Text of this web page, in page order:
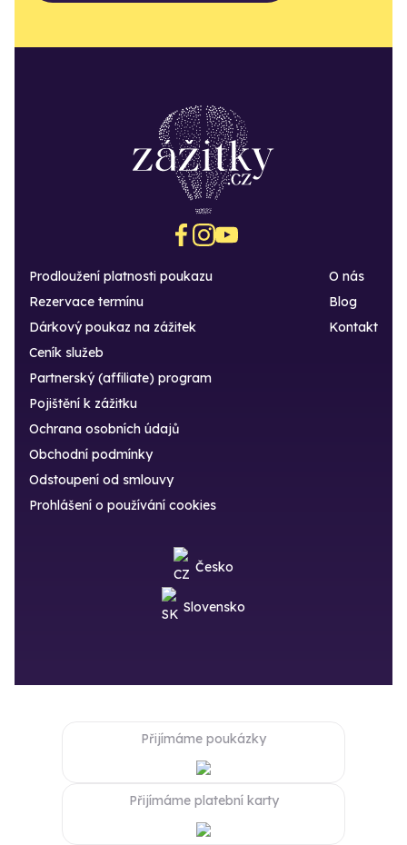
Prodloužení platnosti poukazu
Rezervace termínu
Dárkový poukaz na zážitek
O nás
Blog
Kontakt
Ceník služeb
Partnerský (affiliate) program
Pojištění k zážitku
Ochrana osobních údajů
Obchodní podmínky
Odstoupení od smlouvy
Prohlášení o používání cookies
Česko
Slovensko
Přijímáme poukázky
Přijímáme platební karty